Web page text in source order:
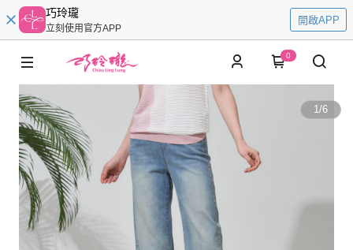
巧玲瓏
立刻使用官方APP
開啟APP
0
1/6